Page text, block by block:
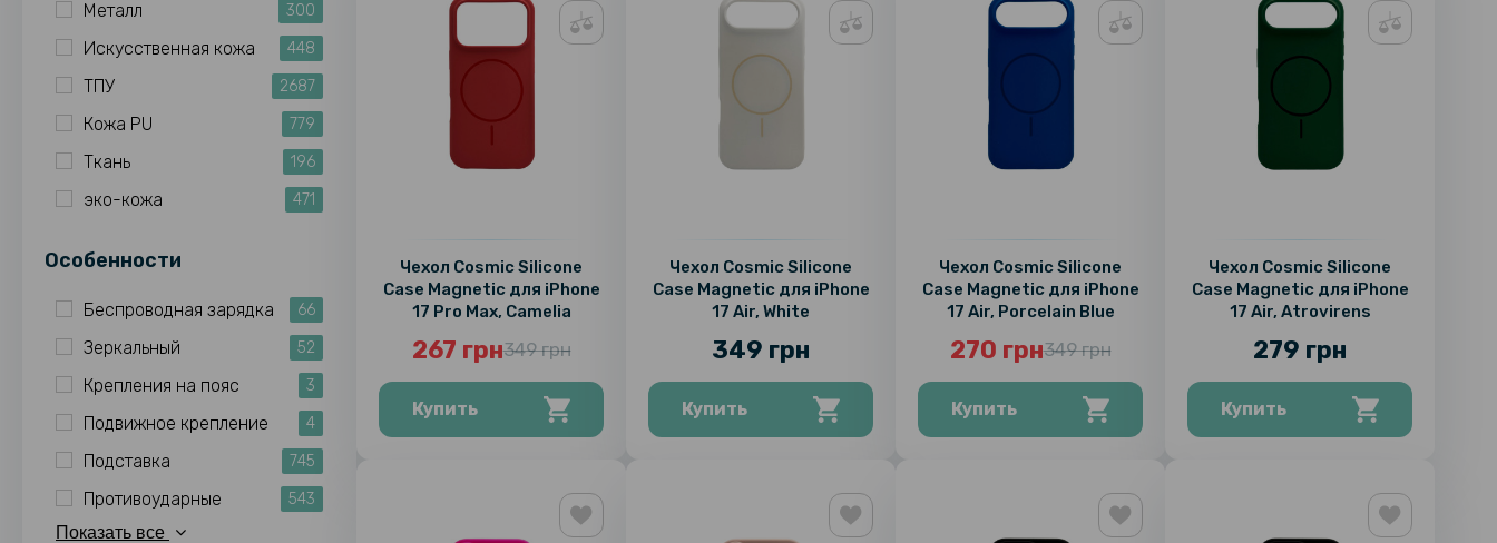
Металл 300
Искусственная кожа 448
ТПУ 2687
Кожа PU 779
Ткань 196
эко-кожа 471
Особенности
Беспроводная зарядка 66
Зеркальный 52
Крепления на пояс 3
Подвижное крепление 4
Подставка 745
Противоударные
543
Показать все
Чехол Cosmic Silicone
Case Magnetic для iPhone
17 Pro Max, Camelia
267 грн349 грн
Купить
Чехол Cosmic Silicone
Case Magnetic для iPhone
17 Air, White
349 грн
Купить
Чехол Cosmic Silicone
Case Magnetic для iPhone
17 Air, Porcelain Blue
270 грн349 грн
Купить
Чехол Cosmic Silicone
Case Magnetic для iPhone
17 Air, Atrovirens
279 грн
Купить